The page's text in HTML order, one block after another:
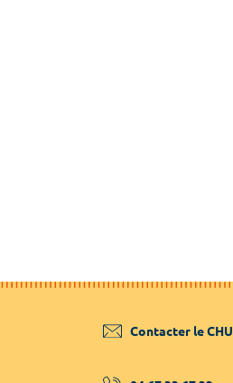
Contacter le CHU